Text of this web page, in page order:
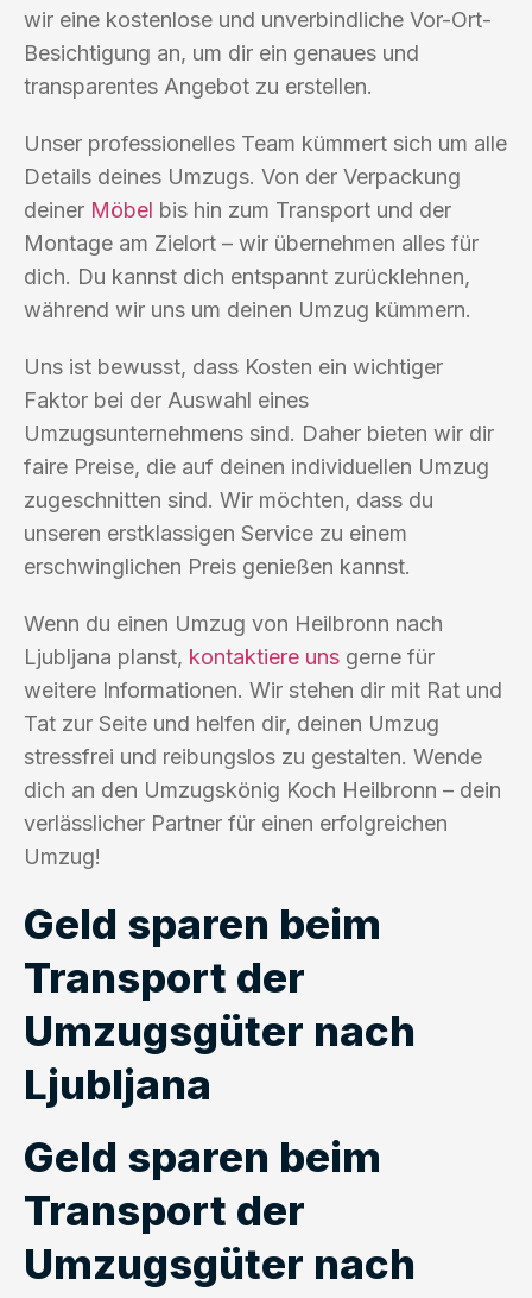
wir eine kostenlose und unverbindliche Vor-Ort-
Besichtigung an, um dir ein genaues und
transparentes Angebot zu erstellen.
Unser professionelles Team kümmert sich um alle
Details deines Umzugs. Von der Verpackung
deiner Möbel bis hin zum Transport und der
Montage am Zielort – wir übernehmen alles für
dich. Du kannst dich entspannt zurücklehnen,
während wir uns um deinen Umzug kümmern.
Uns ist bewusst, dass Kosten ein wichtiger
Faktor bei der Auswahl eines
Umzugsunternehmens sind. Daher bieten wir dir
faire Preise, die auf deinen individuellen Umzug
zugeschnitten sind. Wir möchten, dass du
unseren erstklassigen Service zu einem
erschwinglichen Preis genießen kannst.
Wenn du einen Umzug von Heilbronn nach
Ljubljana planst, kontaktiere uns gerne für
weitere Informationen. Wir stehen dir mit Rat und
Tat zur Seite und helfen dir, deinen Umzug
stressfrei und reibungslos zu gestalten. Wende
dich an den Umzugskönig Koch Heilbronn – dein
verlässlicher Partner für einen erfolgreichen
Umzug!
Geld sparen beim
Transport der
Umzugsgüter nach
Ljubljana
Geld sparen beim
Transport der
Umzugsgüter nach